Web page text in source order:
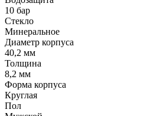
10 бар
Стекло
Минеральное
Диаметр корпуса
40,2 мм
Толщина
8,2 мм
Форма корпуса
Круглая
Пол